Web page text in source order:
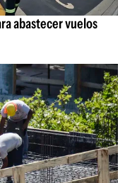
abastecer vuelos